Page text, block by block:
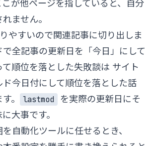
が他ページを指していると、自分
ません。
やすいので関連記事に切り出しま
で全記事の更新日を「今日」にして
て順位を落とした失敗談は サイト
ド今日付にして順位を落とした話
。
lastmod
を実際の更新日にそ
大事です。
自動化ツールに任せるとき、